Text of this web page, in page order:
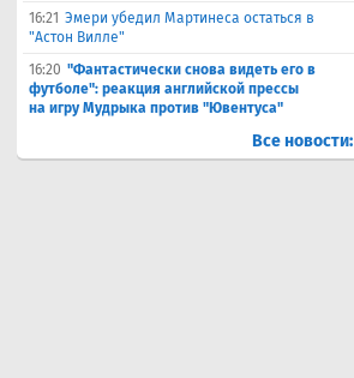
16:21 Эмери убедил Мартинеса остаться в
"Астон Вилле"
16:20 "Фантастически снова видеть его в
футболе": реакция английской прессы
на игру Мудрыка против "Ювентуса"
Все новости: